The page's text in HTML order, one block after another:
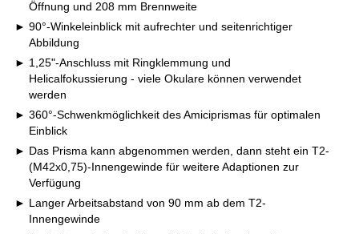
Öffnung und 208 mm Brennweite
90°-Winkeleinblick mit aufrechter und seitenrichtiger
Abbildung
1,25"-Anschluss mit Ringklemmung und
Helicalfokussierung - viele Okulare können verwendet
werden
360°-Schwenkmöglichkeit des Amiciprismas für optimalen
Einblick
Das Prisma kann abgenommen werden, dann steht ein T2-
(M42x0,75)-Innengewinde für weitere Adaptionen zur
Verfügung
Langer Arbeitsabstand von 90 mm ab dem T2-
Innengewinde